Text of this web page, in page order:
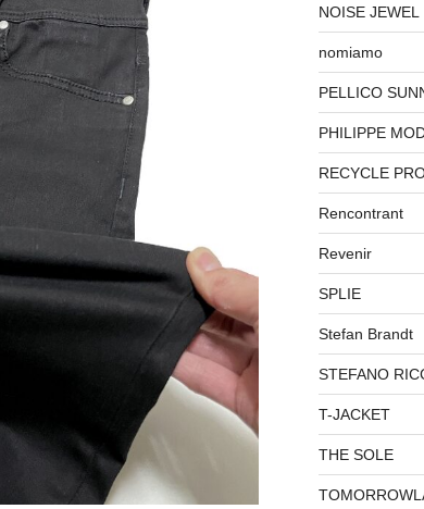
NOISE JEWEL
nomiamo
PELLICO
PHILIPPE
RECYCLE
Rencontrant
Revenir
SPLIE
Stefan Brandt
STEFANO
T-JACKET
THE SOLE